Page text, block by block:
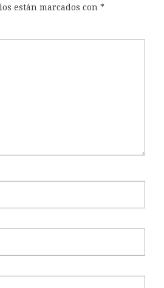
están marcados con *